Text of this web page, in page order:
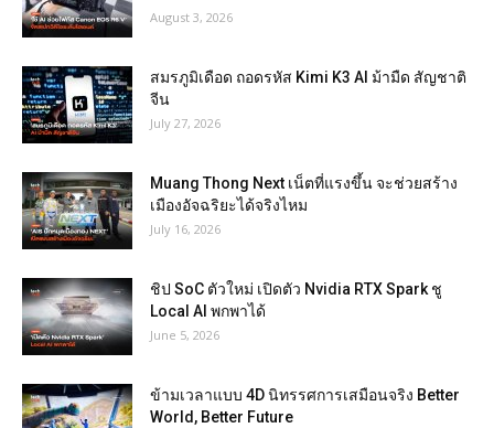
August 3, 2026
สมรภูมิเดือด ถอดรหัส Kimi K3 AI ม้ามืด สัญชาติ
จีน
July 27, 2026
Muang Thong Next เน็ตที่แรงขึ้น จะช่วยสร้าง
เมืองอัจฉริยะได้จริงไหม
July 16, 2026
ชิป SoC ตัวใหม่ เปิดตัว Nvidia RTX Spark ชู
Local AI พกพาได้
June 5, 2026
ข้ามเวลาแบบ 4D นิทรรศการเสมือนจริง Better
World, Better Future